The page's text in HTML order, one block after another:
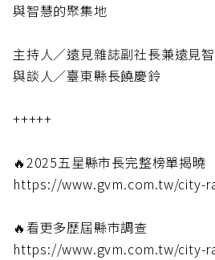
與智慧的聚集地
主持人／遠見雜誌副社長兼遠見
與談人／臺東縣長饒慶鈴
+++++
🔥2025五星縣市長完整榜單揭曉
https://www.gvm.com.tw/city-
🔥看更多歷屆縣市調查
https://www.gvm.com.tw/city-